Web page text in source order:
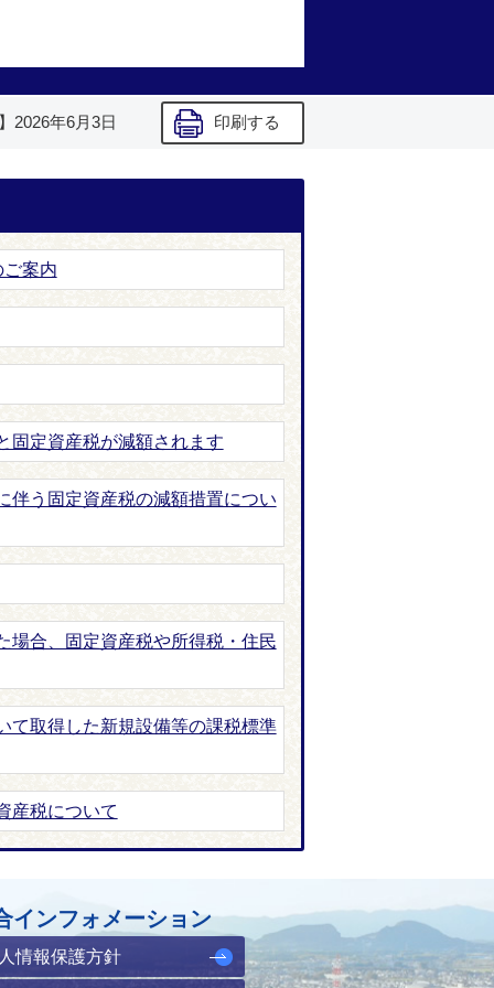
2026年6月3日 印刷する
案内
固定資産税が減額されます
伴う固定資産税の減額措置につい
場合、固定資産税や所得税・住民
て取得した新規設備等の課税標準
産税について
インフォメーション
情報保護方針